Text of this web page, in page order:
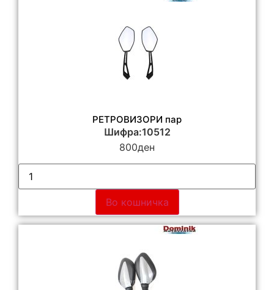
РЕТРОВИЗОРИ пар
Шифра:10512
800ден
Во кошничка